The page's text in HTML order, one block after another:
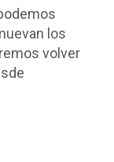
los
volver